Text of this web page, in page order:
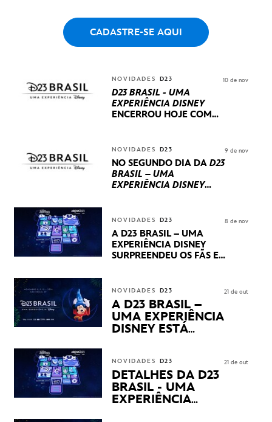
CADASTRE-SE AQUI
NOVIDADES D23
D23 BRASIL - UMA
EXPERIÊNCIA DISNEY
ENCERROU HOJE COM
INTERNACIONAIS E
PRODUÇÕES BRASILEIRAS
10 de nov
NOVIDADES D23
NO SEGUNDO DIA DA D23
BRASIL – UMA
EXPERIÊNCIA DISNEY
STUDIOS REVELARAM
PRÉVIAS E NOVIDADES
DOS SEUS PRÓXIMOS
LANÇAMENTOS
9 de nov
NOVIDADES D23
A D23 BRASIL – UMA
EXPERIÊNCIA DISNEY
SURPREENDEU OS FÃS EM
APRESENTAÇÕES E
PRODUTOS EXCLUSIVOS
NO TRANSAMÉRICA EXPO
CENTER EM SÃO PAULO
8 de nov
NOVIDADES D23
A D23 BRASIL –
UMA EXPERIÊNCIA
DISNEY ESTÁ
21 de out
NOVIDADES D23
DETALHES DA D23
BRASIL - UMA
EXPERIÊNCIA
21 de out